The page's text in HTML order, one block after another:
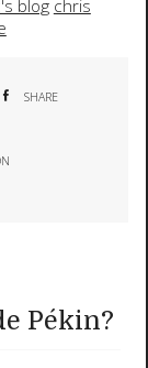
blog chris
SHARE
Pékin?